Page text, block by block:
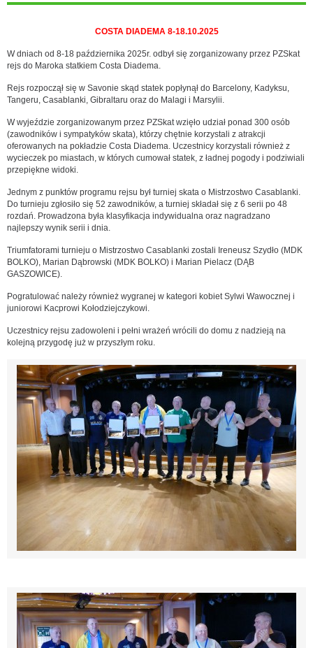
COSTA DIADEMA 8-18.10.2025
W dniach od 8-18 października 2025r. odbył się zorganizowany przez PZSkat
rejs do Maroka statkiem Costa Diadema.
Rejs rozpoczął się w Savonie skąd statek popłynął do Barcelony, Kadyksu,
Tangeru, Casablanki, Gibraltaru oraz do Malagi i Marsylii.
W wyjeździe zorganizowanym przez PZSkat wzięło udział ponad 300 osób
(zawodników i sympatyków skata), którzy chętnie korzystali z atrakcji
oferowanych na pokładzie Costa Diadema. Uczestnicy korzystali również z
wycieczek po miastach, w których cumował statek, z ładnej pogody i podziwiali
przepiękne widoki.
Jednym z punktów programu rejsu był turniej skata o Mistrzostwo Casablanki.
Do turnieju zgłosiło się 52 zawodników, a turniej składał się z 6 serii po 48
rozdań. Prowadzona była klasyfikacja indywidualna oraz nagradzano
najlepszy wynik serii i dnia.
Triumfatorami turnieju o Mistrzostwo Casablanki zostali Ireneusz Szydło (MDK
BOLKO), Marian Dąbrowski (MDK BOLKO) i Marian Pielacz (DĄB
GASZOWICE).
Pogratulować należy również wygranej w kategori kobiet Sylwi Wawocznej i
juniorowi Kacprowi Kołodziejczykowi.
Uczestnicy rejsu zadowoleni i pełni wrażeń wrócili do domu z nadzieją na
kolejną przygodę już w przyszłym roku.